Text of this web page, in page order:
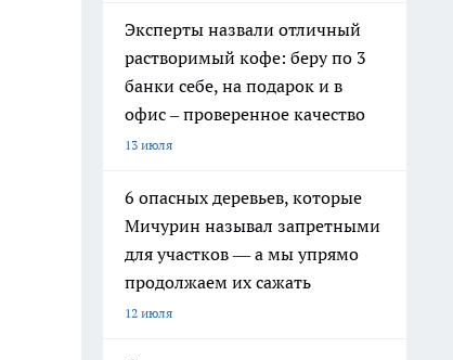
Эксперты назвали отличный
растворимый кофе: беру по 3
банки себе, на подарок и в
офис – проверенное качество
13 июля
6 опасных деревьев, которые
Мичурин называл запретными
для участков — а мы упрямо
продолжаем их сажать
12 июля